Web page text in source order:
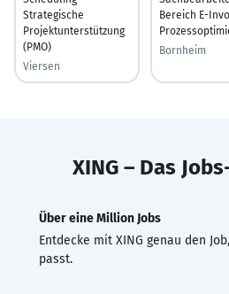
Strategische
Projektunterstützung
(PMO)
Viersen
Bereich E-
Bornheim
XING – Das
Über eine Million Jobs
Entdecke mit XING genau den
passt.